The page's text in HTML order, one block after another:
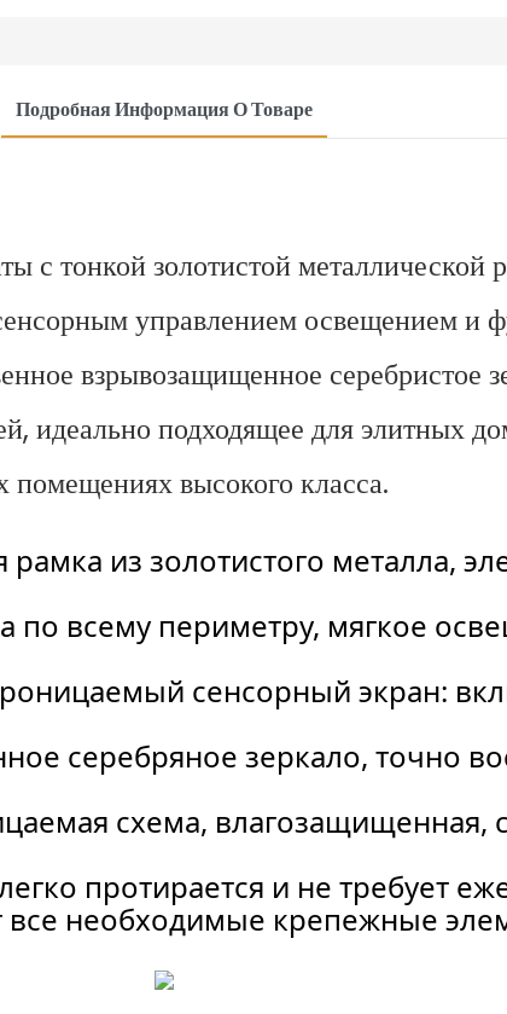
Подробная Информация О Товаре
с тонкой золотистой металлической
управлением освещением и
взрывозащищенное серебристое
идеально подходящее для элитных
высокого класса.
из золотистого металла,
по всему периметру, мягкое
сенсорный экран:
серебряное зеркало, точно
схема, влагозащищенная,
протирается и не требует
все необходимые крепежные